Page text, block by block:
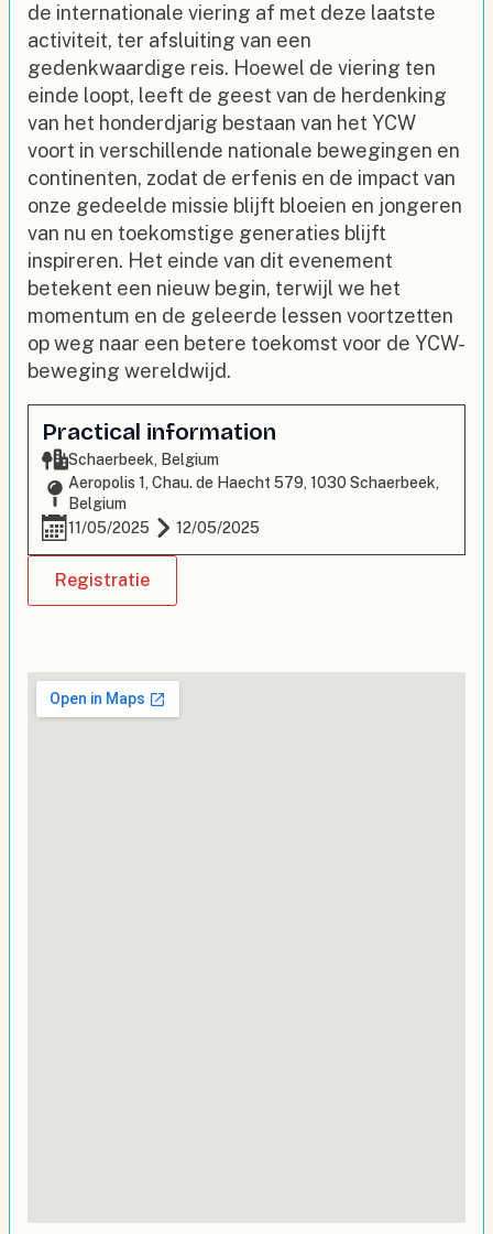
de internationale viering af met deze laatste
activiteit, ter afsluiting van een
gedenkwaardige reis. Hoewel de viering ten
einde loopt, leeft de geest van de herdenking
van het honderdjarig bestaan van het YCW
voort in verschillende nationale bewegingen en
continenten, zodat de erfenis en de impact van
onze gedeelde missie blijft bloeien en jongeren
van nu en toekomstige generaties blijft
inspireren. Het einde van dit evenement
betekent een nieuw begin, terwijl we het
momentum en de geleerde lessen voortzetten
op weg naar een betere toekomst voor de YCW-
beweging wereldwijd.
Practical information
Schaerbeek, Belgium
Aeropolis 1, Chau. de Haecht 579, 1030 Schaerbeek,
Belgium
11/05/2025
12/05/2025
Registratie